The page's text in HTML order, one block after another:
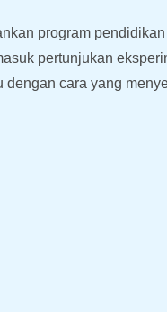
program
pertunjukan
cara yang